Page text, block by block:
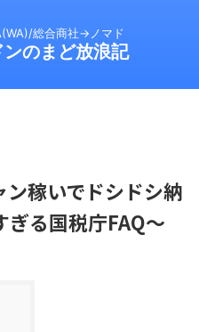
総合商社→ノマド
のまど放浪記
稼いでドシドシ納
る国税庁FAQ～